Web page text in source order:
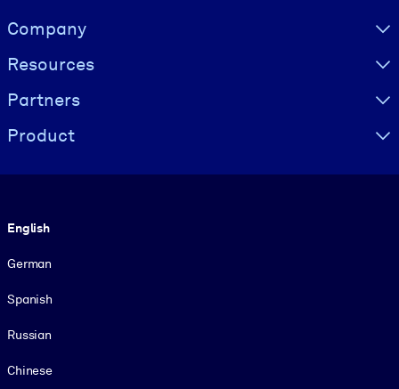
Visually hidden Text
Company
Resources
Partners
Product
English
German
Spanish
Russian
Chinese